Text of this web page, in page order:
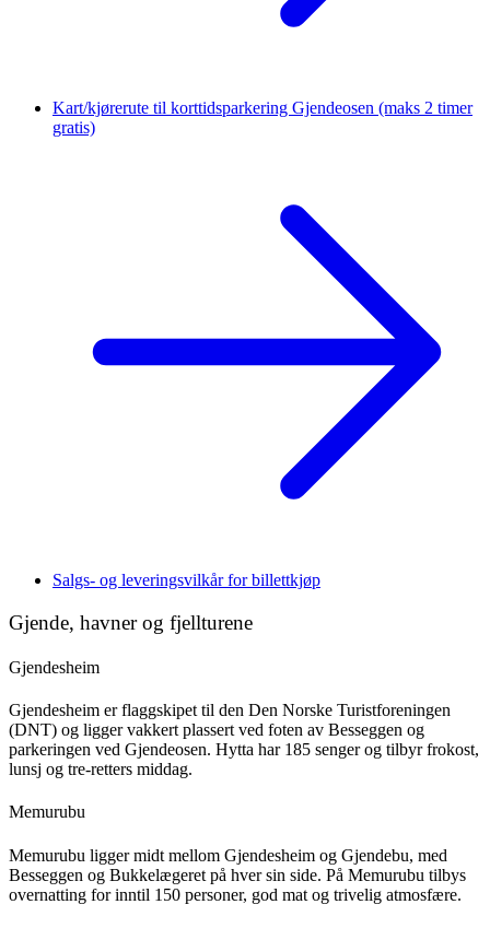
Kart/kjørerute til korttidsparkering Gjendeosen (maks 2 timer
gratis)
Salgs- og leveringsvilkår for billettkjøp
Gjende, havner og fjellturene
Gjendesheim
Gjendesheim er flaggskipet til den Den Norske Turistforeningen
(DNT) og ligger vakkert plassert ved foten av Besseggen og
parkeringen ved Gjendeosen. Hytta har 185 senger og tilbyr frokost,
lunsj og tre-retters middag.
Memurubu
Memurubu ligger midt mellom Gjendesheim og Gjendebu, med
Besseggen og Bukkelægeret på hver sin side. På Memurubu tilbys
overnatting for inntil 150 personer, god mat og trivelig atmosfære.